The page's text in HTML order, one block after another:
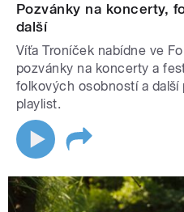
Pozvánky na koncerty,
další
Víťa Troníček nabídne ve
pozvánky na koncerty a
folkových osobností a
playlist.